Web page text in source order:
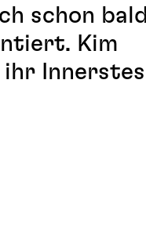
schon bald
Kim
Innerstes